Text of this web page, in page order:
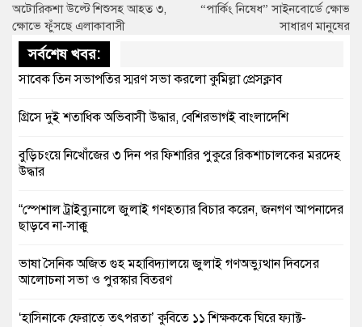
অটোরিকশা উল্টে শিশুসহ আহত ৩,
ক্ষোভে ফুঁসছে এলাকাবাসী
“পার্কিং নিষেধ” সাইনবোর্ডে ক্ষোভ
সাধারণ মানুষের
সর্বশেষ খবর:
সাবেক তিন সভাপতির স্মরণ সভা করলো কুমিল্লা প্রেসক্লাব
গ্রিসে দুই শতাধিক অভিবাসী উদ্ধার, বেশিরভাগই বাংলাদেশি
বুড়িচংয়ে নিখোঁজের ৩ দিন পর ফিশারির পুকুরে রিকশাচালকের মরদেহ
উদ্ধার
“স্পেশাল ট্রাইব্যুনালে জুলাই গণহত্যার বিচার করেন, জনগণ আপনাদের
ছাড়বে না-সাক্কু
ভাষা সৈনিক অজিত গুহ মহাবিদ্যালয়ে জুলাই গণঅভ্যুত্থান দিবসের
আলোচনা সভা ও পুরস্কার বিতরণ
‘হাসিনাকে ফেরাতে তৎপরতা’ কুবিতে ১১ শিক্ষককে ঘিরে ফ্যাক্ট-